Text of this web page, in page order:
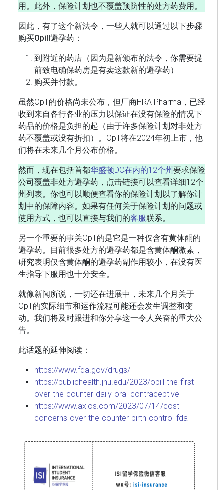
用。此外，保险计划也不覆盖预防性的处方药费用。
因此，有了这个新法令，一些人就可以通过以下步骤
购买Opill避孕药：
到附近的药店（因为是新颁布的法令，你需要提
前致电确保药房是有卖这款新的避孕药）
购买并付款。
虽然Opill的价格尚未公布，但厂商HRA Pharma，已经
收到来自各行各业的压力以保证在没有保险的情况下
药品的价格是负担的起（由于许多保险计划对非处方
药不覆盖或没有折扣）。Opill将在2024年初上市，他
们将在未来几个月公布价格。
然而，现在包括首都华盛顿DC在内的12个州要求保险
公司覆盖非处方避孕药，点击链接可以查看详细12个
州列表。你也可以顺便查看你的保险计划以了解你计
划中的保障内容。如果有任何关于保险计划的问题或
使用方式，也可以直接与我们的客服联系。
另一个重要的事关Opill的是它是一种仅含有黄体酮的
避孕药。目前很多处方的避孕药都是含黄体酮激素，
研究表明仅含黄体酮的避孕药副作用较小，在没有医
生指导下服用也十分安全。
就像新闻所说，一切还在进展中，未来几个月关于
Opill的实际细节和运作流程可能还会发生调整和变
动。我们将及时跟进和你分享这一令人兴奋的重大公
告。
此话题的延伸阅读：
https://www.fda.gov/drugs/
https://publichealth.jhu.edu/2023/opill-the-first-
over-the-counter-daily-oral-contraceptive
https://www.axios.com/2023/07/14/cost-
concerns-over-the-counter-birth-control-fda